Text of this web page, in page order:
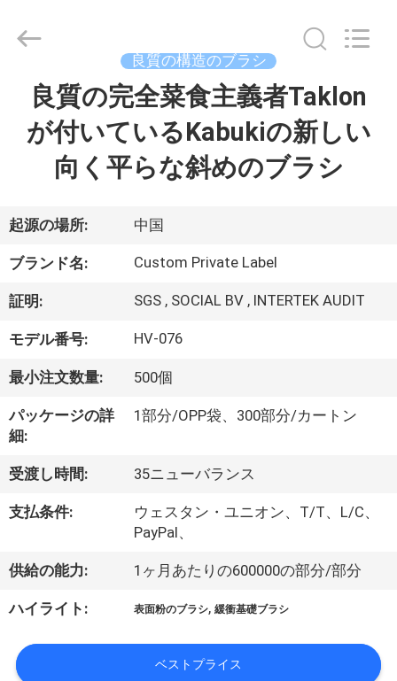
ダ
ク
ト
私
に
つ
い
工
旅
2017
Chanmy
Cosmetics
Rights
良質の構造のブラシ
良質の完全菜食主義者Taklon
が付いているKabukiの新しい
向く平らな斜めのブラシ
起源の場所: 中国
ブランド名: Custom Private Label
証明: SGS , SOCIAL BV , INTERTEK AUDIT
モデル番号: HV-076
最小注文数量: 500個
パッケージの詳
細:
1部分/OPP袋、300部分/カートン
受渡し時間: 35ニューバランス
支払条件:
ウェスタン・ユニオン、T/T、L/C、
PayPal、
供給の能力: 1ヶ月あたりの600000の部分/部分
ハイライト: 表面粉のブラシ,緩衝基礎ブラシ
ベストプライス